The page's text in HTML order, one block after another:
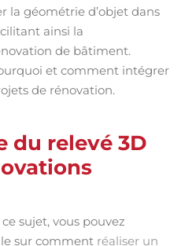
la géométrie d’objet dans
ainsi la
de bâtiment.
et comment intégrer
de rénovation.
du relevé 3D
sujet, vous pouvez
sur comment réaliser un